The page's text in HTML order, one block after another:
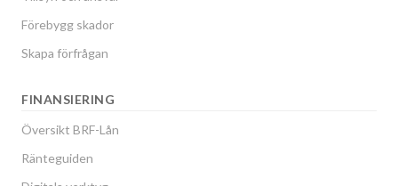
Förebygg skador
Skapa förfrågan
FINANSIERING
Översikt BRF-Lån
Ränteguiden